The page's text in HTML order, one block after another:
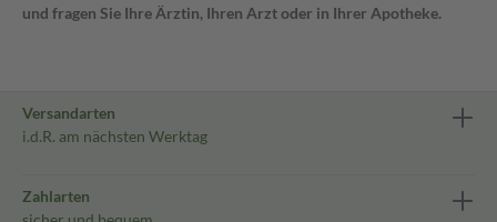
und fragen Sie Ihre Ärztin, Ihren Arzt oder in Ihrer Apotheke.
Versandarten
i.d.R. am nächsten Werktag
Zahlarten